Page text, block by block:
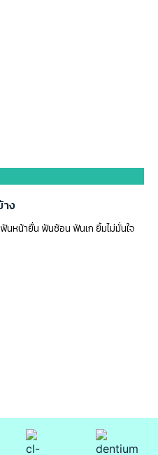
ง
หน้ายื่น ฟันซ้อน ฟันเก ยิ้มไม่มั่นใจ